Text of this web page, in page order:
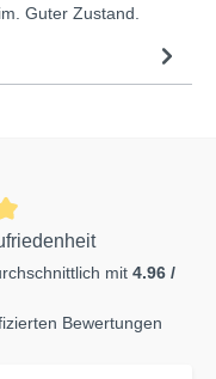
Guter Zustand.
mit 4.96 /
Bewertungen